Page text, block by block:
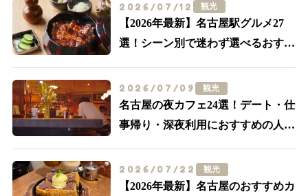
2026/07/12 観光
【2026年最新】名古屋駅グルメ27
選！シーン別で迷わず選べるおすす
2026/07/09 観光
名古屋の夜カフェ24選！デート・仕
事帰り・深夜利用におすすめの人気
2026/07/22 観光
【2026年最新】名古屋のおすすめカ